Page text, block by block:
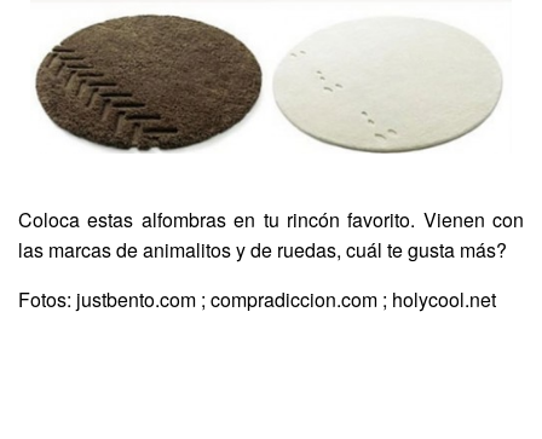
Coloca estas alfombras en tu rincón favorito. Vienen con
las marcas de animalitos y de ruedas, cuál te gusta más?
Fotos: justbento.com ; compradiccion.com ; holycool.net